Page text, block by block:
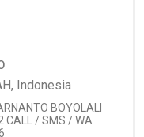
Indonesia
BOYOLALI
CALL / SMS / WA